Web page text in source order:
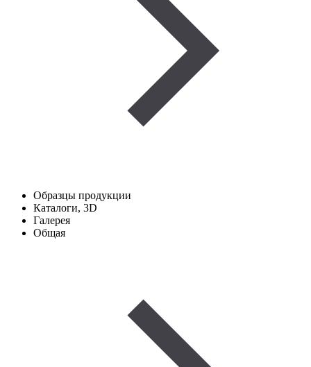
Образцы продукции
Каталоги, 3D
Галерея
Общая